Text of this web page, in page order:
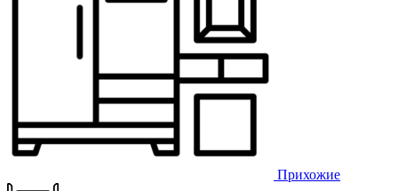
Прихожие